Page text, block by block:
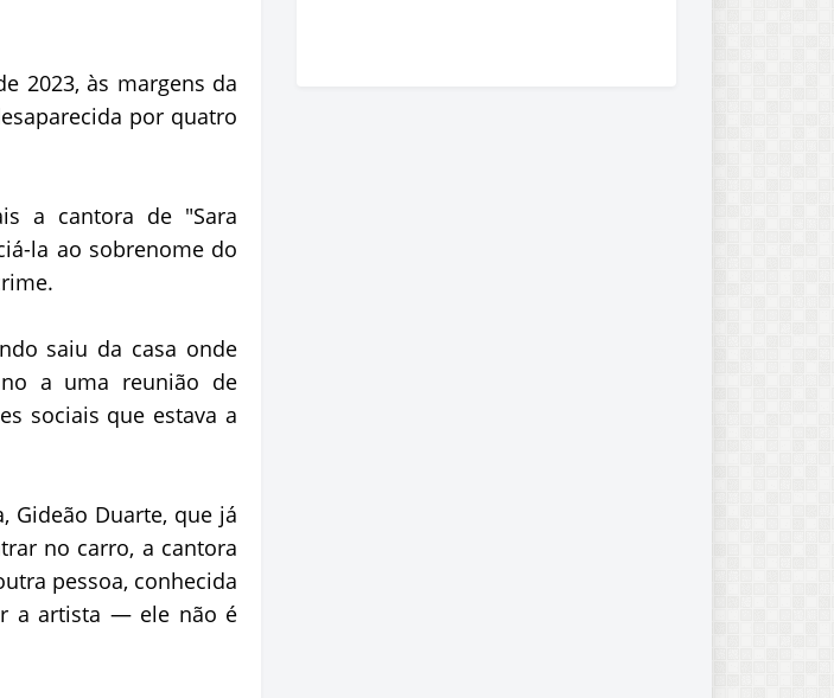
2023, às margens da
por quatro
a cantora de "Sara
la ao sobrenome do
saiu da casa onde
a uma reunião de
sociais que estava a
Gideão Duarte, que já
no carro, a cantora
pessoa, conhecida
a artista — ele não é